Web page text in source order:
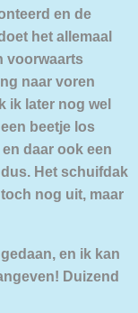
en de
het allemaal
voorwaarts
naar voren
ik later nog wel
beetje los
daar ook een
Het schuifdak
nog uit, maar
en ik kan
Duizend